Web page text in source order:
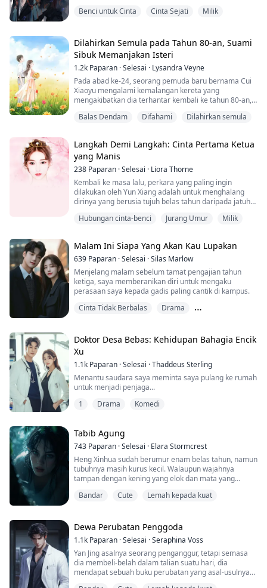
【Si licik yang berpura-pura baik vs si manja dan patuh
Benci untuk Cinta Cinta Sejati Milik
Dilahirkan Semula pada Tahun 80-an, Suami
Sibuk Memanjakan Isteri
1.2k Paparan ·Selesai · Lysandra Veyne
Pada abad ke-24, seorang pemuda baru bernama Cui
Xiaoyu mengalami kemalangan kereta yang
mengakibatkan dia terhantar kembali ke tahun 80-an,
miskin di sebuah kampung.
tenang, kan? Macam mana baru je sampai dah nak
dijual oleh orang jahat? Dia bukan sahaja perlu risau
tentang makanan keluarganya, tetapi ...
Balas Dendam Difahami Dilahirkan semula
Langkah Demi Langkah: Cinta Pertama Ketua
yang Manis
238 Paparan ·Selesai · Liora Thorne
Kembali ke masa lalu, perkara yang paling ingin
dilakukan oleh Yun Xiang adalah untuk menghalang
dirinya yang berusia tujuh belas tahun daripada jatuh
tahun.
ke dalam tubuh seorang gadis berusia tujuh belas
tahun yang lain, segala-galanya tidak seperti yang
dibayangkan oleh Yun Xiang.
Bos masa...
Hubungan cinta-benci Jurang Umur Milik
Malam Ini Siapa Yang Akan Kau Lupakan
639 Paparan ·Selesai ·Silas Marlow
Menjelang malam sebelum tamat pengajian tahun
ketiga, saya memberanikan diri untuk mengaku
perasaan saya kepada gadis paling cantik di kampus.
Cinta Tidak Berbalas
Drama
Doktor Desa Bebas: Kehidupan Bahagia Encik
Xu
1.1k Paparan ·Selesai ·Thaddeus Sterling
Menantu saudara saya meminta saya pulang ke rumah
untuk menjadi penjaga...
1
Drama Komedi
Tabib Agung
743 Paparan ·Selesai · Elara Stormcrest
Heng Xinhua sudah berumur enam belas tahun, namun
tubuhnya masih kurus kecil. Walaupun wajahnya
tampan dengan kening yang elok dan mata yang
Bandar Cute Lemah kepada kuat
Dewa Perubatan Penggoda
1.1k Paparan ·Selesai ·Seraphina Voss
Yan Jing asalnya seorang penganggur, tetapi semasa
dia membeli-belah dalam talian suatu hari, dia
mendapat sebuah buku perubatan yang asal-usulnya